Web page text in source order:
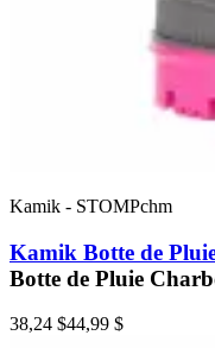
Kamik - STOMPchm
Kamik Botte de
Botte de Pluie
38,24 $44,99 $